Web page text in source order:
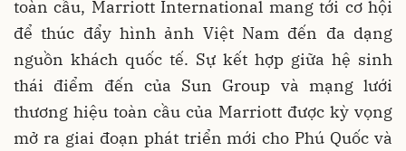
toàn cầu, Marriott International mang tới cơ hội
để thúc đẩy hình ảnh Việt Nam đến đa dạng
nguồn khách quốc tế. Sự kết hợp giữa hệ sinh
thái điểm đến của Sun Group và mạng lưới
thương hiệu toàn cầu của Marriott được kỳ vọng
mở ra giai đoạn phát triển mới cho Phú Quốc và